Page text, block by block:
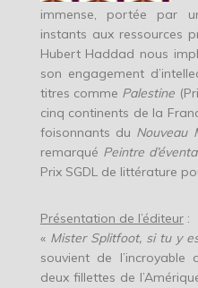
immense, portée par
instants aux ressources
Hubert Haddad nous
son engagement
titres comme Palestine
cinq continents de la
foisonnants du Nouveau
remarqué Peintre
Prix SGDL de littérature
Présentation de l’éditeur:
« Mister Splitfoot, si tu y
souvient de
deux fillettes de